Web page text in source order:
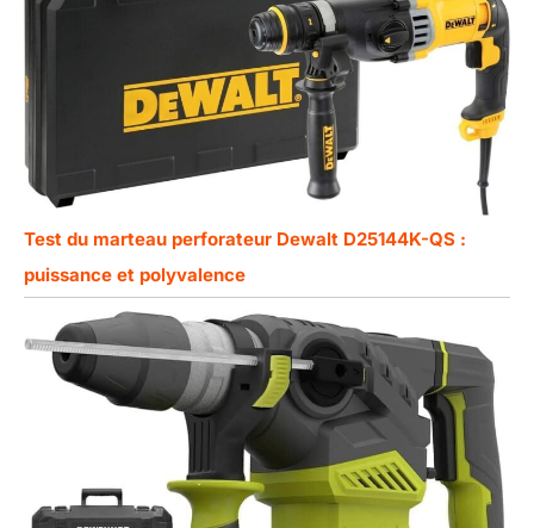
Test du marteau perforateur Dewalt D25144K-QS :
puissance et polyvalence